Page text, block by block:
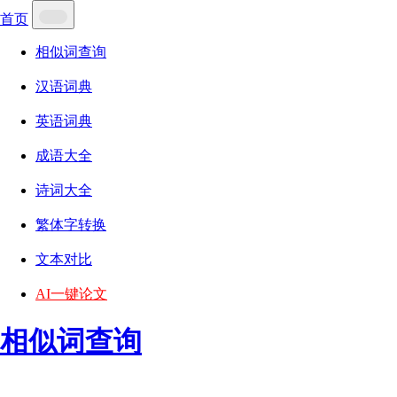
首页
相似词查询
汉语词典
英语词典
成语大全
诗词大全
繁体字转换
文本对比
AI一键论文
相似词查询